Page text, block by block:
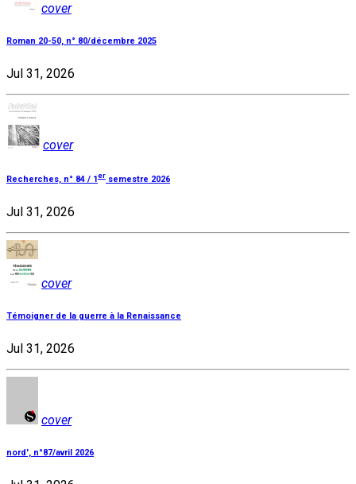
cover
Roman 20-50, n° 80/décembre 2025
Jul 31, 2026
cover
Recherches, n° 84 / 1 er semestre 2026
Jul 31, 2026
cover
Témoigner de la guerre à la Renaissance
Jul 31, 2026
cover
nord', n°87/avril 2026